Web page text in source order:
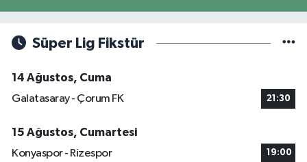
Süper Lig Fikstür
14 Ağustos, Cuma
Galatasaray - Çorum FK
21:30
15 Ağustos, Cumartesi
Konyaspor - Rizespor
19:00